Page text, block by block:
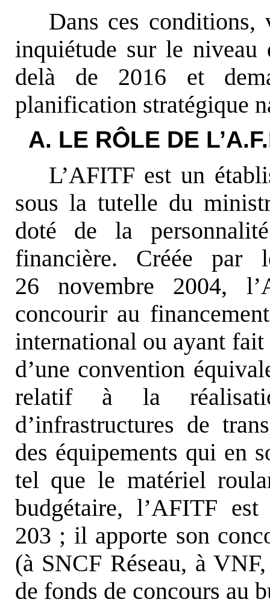
Dans ces conditions,
inquiétude sur le niveau
delà de 2016 et
planification stratégique
A. LE RÔLE DE
L’AFITF est un
sous la tutelle du
doté de la
financière. Créée par
26 novembre 2004,
concourir au
international ou ayant fait
d’une convention
relatif à la
d’infrastructures de
des équipements qui en
tel que le matériel
budgétaire, l’AFITF
203 ; il apporte son
(à SNCF Réseau, à
de fonds de concours au